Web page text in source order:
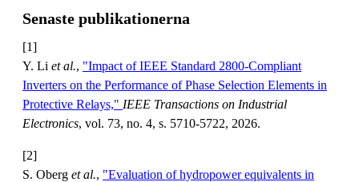
Senaste publikationerna
[1]
Y. Li et al., "Impact of IEEE Standard 2800-Compliant
Inverters on the Performance of Phase Selection Elements in
Protective Relays," IEEE Transactions on Industrial
Electronics, vol. 73, no. 4, s. 5710-5722, 2026.
[2]
S. Oberg et al., "Evaluation of hydropower equivalents in